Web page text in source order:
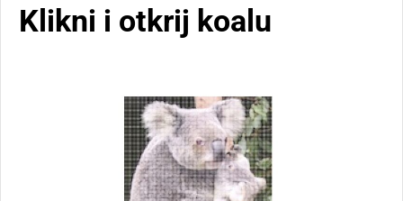
Klikni i otkrij koalu